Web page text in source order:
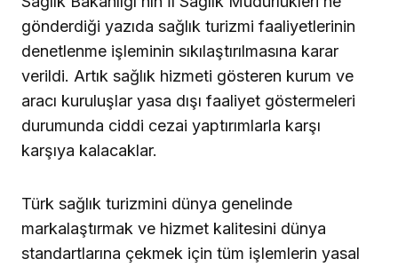
gönderdiği yazıda sağlık turizmi faaliyetlerinin
denetlenme işleminin sıkılaştırılmasına karar
verildi. Artık sağlık hizmeti gösteren kurum ve
aracı kuruluşlar yasa dışı faaliyet göstermeleri
durumunda ciddi cezai yaptırımlarla karşı
karşıya kalacaklar.
Türk sağlık turizmini dünya genelinde
markalaştırmak ve hizmet kalitesini dünya
standartlarına çekmek için tüm işlemlerin yasal